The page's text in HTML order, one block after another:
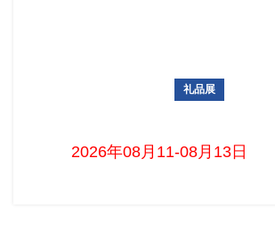
礼品展
2026年08月11-08月13日